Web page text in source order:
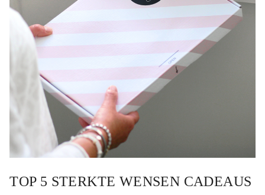
TOP 5 STERKTE WENSEN CADEAUS